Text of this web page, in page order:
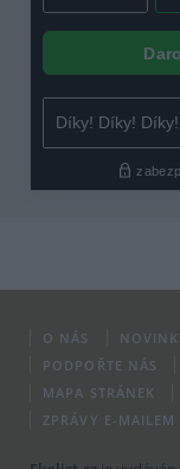
O NÁS
PODPOŘTE NÁS
MAPA STRÁNEK
ZPRÁVY E-MAILEM